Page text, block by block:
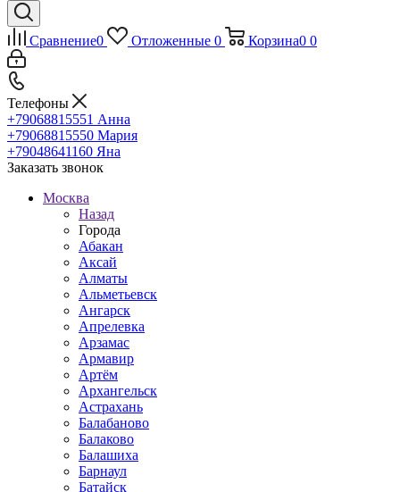
Сравнение0 Отложенные 0 Корзина0 0
Телефоны
+79068815551 Анна
+79068815550 Мария
+79048641160 Яна
Заказать звонок
Москва
Назад
Города
Абакан
Аксай
Алматы
Альметьевск
Ангарск
Апрелевка
Арзамас
Армавир
Артём
Архангельск
Астрахань
Балабаново
Балаково
Балашиха
Барнаул
Батайск